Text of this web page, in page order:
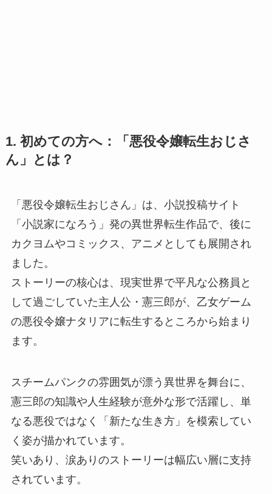
1. 初めての方へ：「悪役令嬢転生おじさ
ん」とは？
「悪役令嬢転生おじさん」は、小説投稿サイト
「小説家になろう」発の異世界転生作品で、後に
カクヨムやコミックス、アニメとしても展開され
ました。
ストーリーの核心は、現実世界で平凡な公務員と
して過ごしていた主人公・憲三郎が、乙女ゲーム
の悪役令嬢ナタリアに転生するところから始まり
ます。
スチームパンクの雰囲気が漂う異世界を舞台に、
憲三郎の知識や人生経験が意外な形で活躍し、単
なる悪役ではなく「新たな生き方」を模索してい
く姿が描かれています。
笑いあり、涙ありのストーリーは幅広い層に支持
されています。